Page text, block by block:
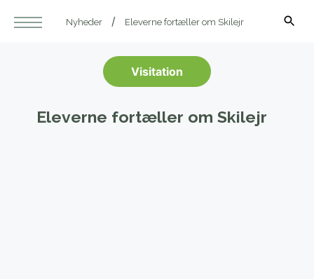
Nyheder Eleverne fortæller om Skilejr
Visitation
Eleverne fortæller om Skilejr